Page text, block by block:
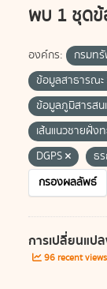
พบ 1 ชุด
องค์กร: กรมท
ข้อมูลสาธารณะ
ข้อมูลภูมิสารสน
เส้นแนวชายฝั่งท
DGPS
ธ
กรองผลลัพธ์
การเปลี่ยนแป
96 recent views